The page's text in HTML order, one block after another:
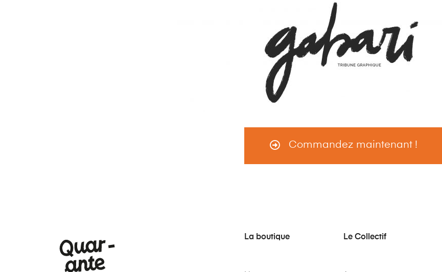
Commandez maintenant !
La boutique Le Collectif